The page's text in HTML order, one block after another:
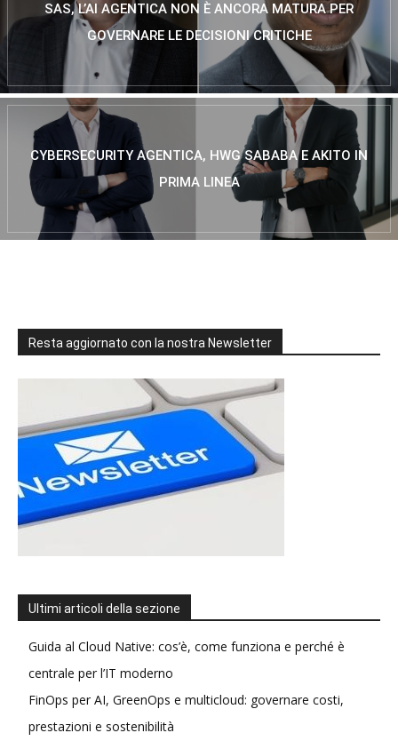
SAS, L’AI AGENTICA NON È ANCORA MATURA PER
GOVERNARE LE DECISIONI CRITICHE
CYBERSECURITY AGENTICA, HWG SABABA E AKITO IN
PRIMA LINEA
Resta aggiornato con la nostra Newsletter
Ultimi articoli della sezione
Guida al Cloud Native: cos’è, come funziona e perché è
centrale per l’IT moderno
FinOps per AI, GreenOps e multicloud: governare costi,
prestazioni e sostenibilità